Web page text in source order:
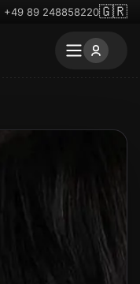
+49 89 248858220🇬🇷